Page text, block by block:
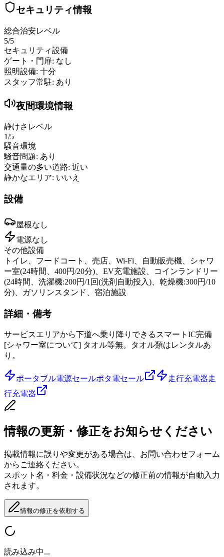
セキュリティ情報
総合治安レベル
5/5
セキュリティ設備
ゲート・門扉: なし
照明設備: 十分
スタッフ常駐: あり
夜間環境情報
静けさレベル
1/5
騒音環境
騒音問題: あり
交通量の多い道路: 近い
静かなエリア: いいえ
設備
屋根なし
電源なし
その他設備
トイレ、フードコート、売店、Wi-Fi、自動販売機、シャワ
ー室(24時間、400円/20分)、EV充電施設、コインランドリー
(24時間、洗濯機:200円/1回(洗剤自動投入)、乾燥機:300円/10
分)、ガソリンスタンド、宿泊施設
詳細・備考
サービスエリアから下道へ乗り降りできるスマートIC完備
[シャワー室について] タオル等無。タオル類はレンタルあ
り。
ポータブル電源セールポタ電セール 走行充電器走
行充電器
情報の更新・修正をお知らせください
掲載情報に誤りや変更がある場合は、お問い合わせフォーム
からご連絡ください。
スポット名・料金・設備状況などの修正前の情報が自動入力
されます。
情報の修正を依頼する
読み込み中...